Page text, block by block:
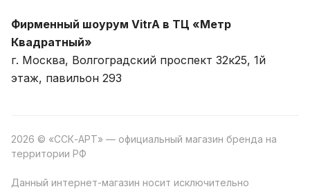
Фирменный шоурум VitrA в ТЦ «Метр
Квадратный»
г. Москва, Волгоградский проспект 32к25, 1й
этаж, павильон 293
2026 © «ССК-АРТ» — официальный магазин бренда на
территории РФ
Данный интернет-магазин носит исключительно